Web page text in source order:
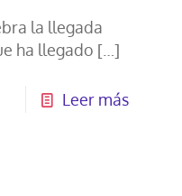
la llegada
ha llegado […]
Leer más